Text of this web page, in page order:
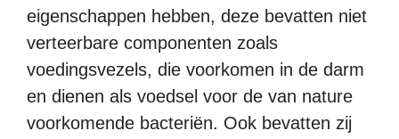
eigenschappen hebben, deze bevatten niet
verteerbare componenten zoals
voedingsvezels, die voorkomen in de darm
en dienen als voedsel voor de van nature
voorkomende bacteriën. Ook bevatten zij